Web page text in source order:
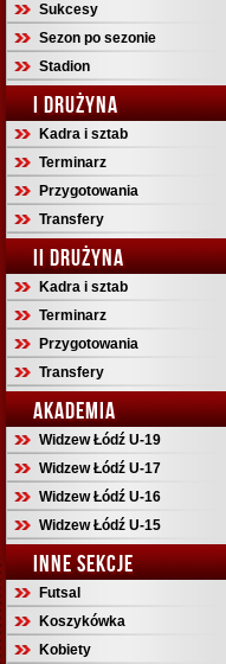
Sukcesy
Sezon po sezonie
Stadion
I DRUŻYNA
Kadra i sztab
Terminarz
Przygotowania
Transfery
II DRUŻYNA
Kadra i sztab
Terminarz
Przygotowania
Transfery
AKADEMIA
Widzew Łódź U-19
Widzew Łódź U-17
Widzew Łódź U-16
Widzew Łódź U-15
INNE SEKCJE
Futsal
Koszykówka
Kobiety